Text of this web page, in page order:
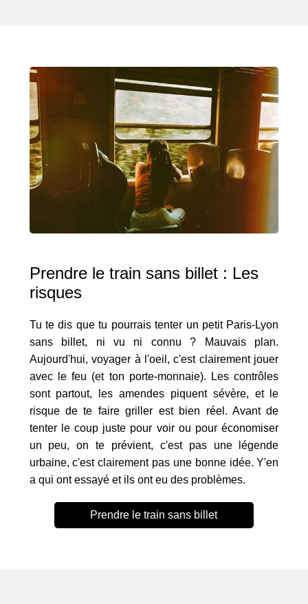
Prendre le train sans billet : Les
risques
Tu te dis que tu pourrais tenter un petit Paris-Lyon
sans billet, ni vu ni connu ? Mauvais plan.
Aujourd'hui, voyager à l'oeil, c'est clairement jouer
avec le feu (et ton porte-monnaie). Les contrôles
sont partout, les amendes piquent sévère, et le
risque de te faire griller est bien réel. Avant de
tenter le coup juste pour voir ou pour économiser
un peu, on te prévient, c'est pas une légende
urbaine, c'est clairement pas une bonne idée. Y'en
a qui ont essayé et ils ont eu des problèmes.
Prendre le train sans billet